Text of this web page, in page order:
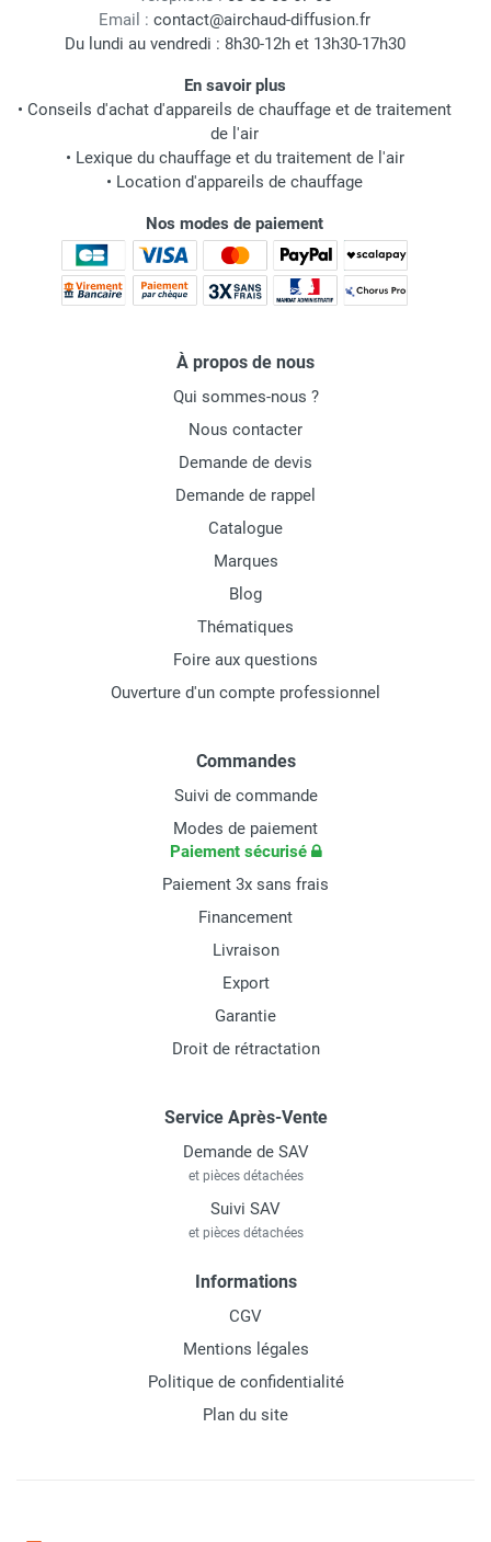
Email : contact@airchaud-diffusion.fr
Du lundi au vendredi : 8h30-12h et 13h30-17h30
En savoir plus
• Conseils d'achat d'appareils de chauffage et de traitement
de l'air
• Lexique du chauffage et du traitement de l'air
• Location d'appareils de chauffage
Nos modes de paiement
À propos de nous
Qui sommes-nous ?
Nous contacter
Demande de devis
Demande de rappel
Catalogue
Marques
Blog
Thématiques
Foire aux questions
Ouverture d'un compte professionnel
Commandes
Suivi de commande
Modes de paiement
Paiement sécurisé
Paiement 3x sans frais
Financement
Livraison
Export
Garantie
Droit de rétractation
Service Après-Vente
Demande de SAV
et pièces détachées
Suivi SAV
et pièces détachées
Informations
CGV
Mentions légales
Politique de confidentialité
Plan du site